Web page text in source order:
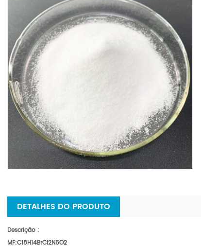
DETALHES DO PRODUTO
Descrição :
MF:C18H14BrCl2N5O2